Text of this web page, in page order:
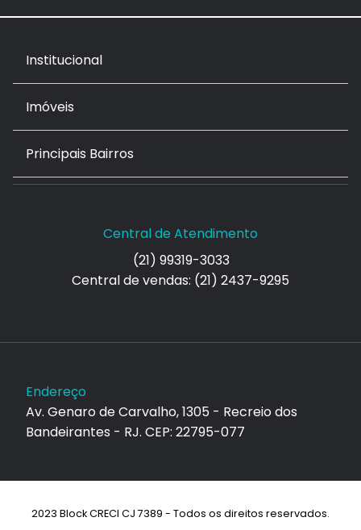
Institucional
Imóveis
Principais Bairros
Central de Atendimento
(21) 99319-3033
Central de vendas: (21) 2437-9295
Endereço
Av. Genaro de Carvalho, 1305 - Recreio dos
Bandeirantes - RJ. CEP: 22795-077
2023 Block CRECI CJ 7389 - Todos os direitos reservados.